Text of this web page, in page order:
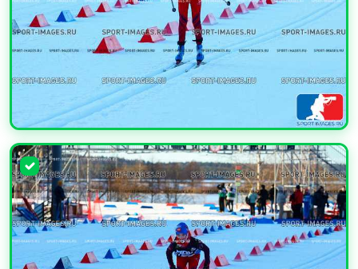
УВЕЛИЧИТЬ